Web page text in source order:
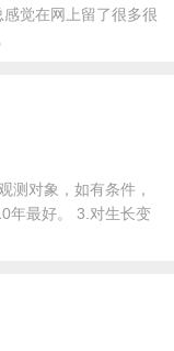
觉在网上留了很多很
测对象，如有条件，
年最好。 3.对生长变